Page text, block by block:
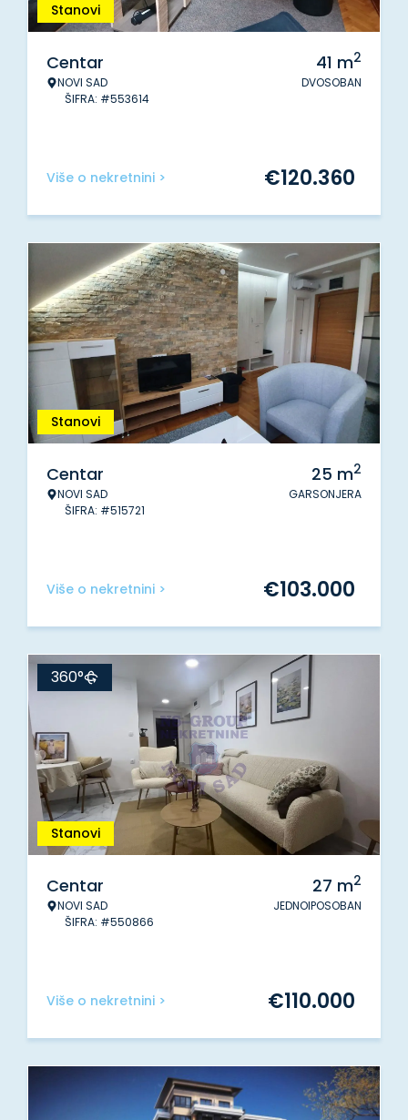
Stanovi
Centar
NOVI SAD
ŠIFRA: #553614
41 m2
DVOSOBAN
Više o nekretnini > €120.360
Stanovi
Centar
NOVI SAD
ŠIFRA: #515721
25 m2
GARSONJERA
Više o nekretnini > €103.000
Stanovi
360°
Centar
NOVI SAD
ŠIFRA: #550866
27 m2
JEDNOIPOSOBAN
Više o nekretnini > €110.000